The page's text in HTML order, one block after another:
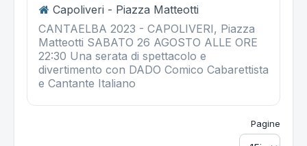
Capoliveri - Piazza Matteotti
CANTAELBA 2023 - CAPOLIVERI, Piazza
Matteotti SABATO 26 AGOSTO ALLE ORE
22:30 Una serata di spettacolo e
divertimento con DADO Comico Cabarettista
e Cantante Italiano
Pagine